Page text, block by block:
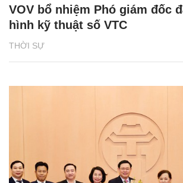
THỜI SỰ
VOV bổ nhiệm Phó giám đốc
hình kỹ thuật số VTC